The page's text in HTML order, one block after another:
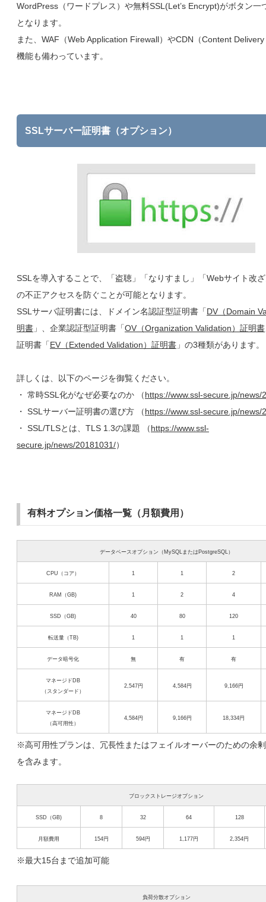
WordPress（ワードプレス）や無料SSL(Let’s Encrypt)がボタン一
となります。
また、WAF（Web Application Firewall）やCDN（Content
機能も備わっています。
SSLサーバー証明書（オプション）
SSLを導入することで、「盗聴」「なりすまし」「Webサイト改
の不正アクセスを防ぐことが可能となります。
SSLサーバ証明書には、ドメイン名認証型証明書「DV（Domain
明書 」、企業認証型証明書「OV（Organization Validation）証明書
証明書「EV（Extended Validation）証明書 」の3種類があります。
詳しくは、以下のページを御覧ください。
・ 常時SSL化がなぜ必要なのか （https://www.ssl-secure.jp/news/
・ SSLサーバー証明書の選び方 （https://www.ssl-secure.jp/news/
・ SSL/TLSとは、TLS 1.3の課題 （https://www.ssl-
secure.jp/news/20181031/）
有料オプション価格一覧（月額費用）
データベースオプション（MySQLまたはPostgreSQL）
CPU（コア） 1 1 2
RAM（GB) 1 2 4
SSD（GB) 40 80 120
転送量（TB) 1 1 1
データ暗号化 無 有 有
マネージドDB
（スタンダード）
2,547円 4,584円 9,166円
マネージドDB
（高可用性）
4,584円 9,166円 18,334円
※高可用性プランは、冗長性またはフェイルオーバーのための余
を含みます。
ブロックストレージオプション
SSD（GB) 8 32 64 128
月額費用 154円 594円 1,177円 2,354円
※最大15台まで追加可能
負荷分散オプション